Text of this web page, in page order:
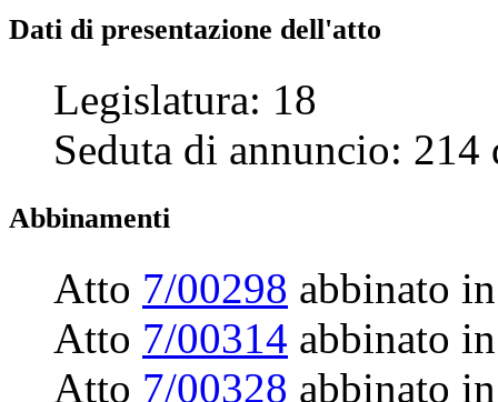
Dati di presentazione dell'atto
Legislatura: 18
Seduta di annuncio: 214
Abbinamenti
Atto 7/00298 abbinato
Atto 7/00314 abbinato
Atto 7/00328 abbinato